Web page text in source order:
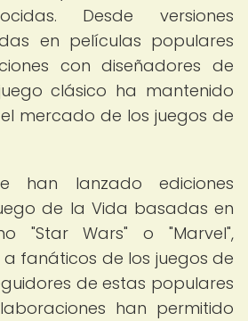
Desde versiones
en películas populares
con diseñadores de
clásico ha mantenido
mercado de los juegos de
han lanzado ediciones
de la Vida basadas en
"Star Wars" o "Marvel",
fanáticos de los juegos de
de estas populares
han permitido